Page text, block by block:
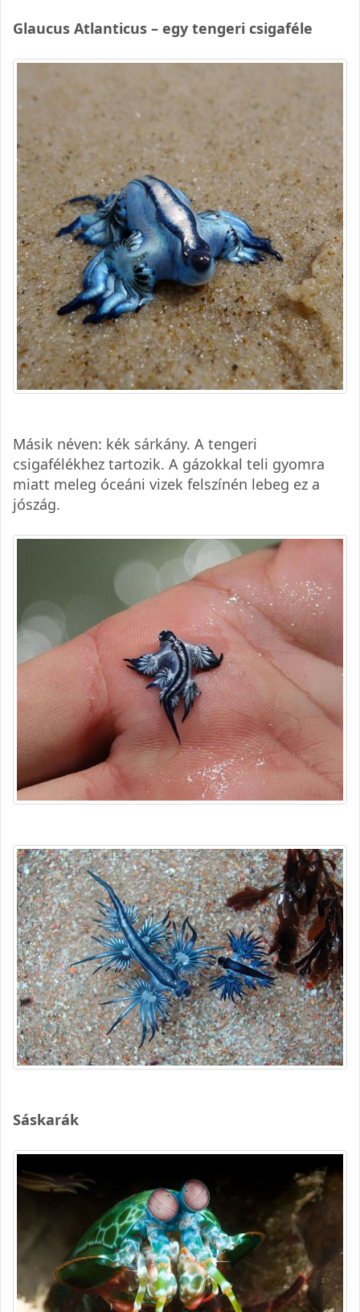
Glaucus Atlanticus – egy tengeri csigaféle
Másik néven: kék sárkány. A tengeri
csigafélékhez tartozik. A gázokkal teli gyomra
miatt meleg óceáni vizek felszínén lebeg ez a
jószág.
Sáskarák